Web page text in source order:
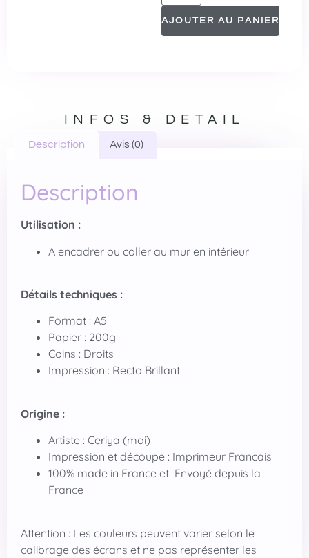
AJOUTER AU PANIER
INFOS & DETAIL
Description Avis (0)
Description
Utilisation :
A encadrer ou coller au mur en intérieur
Détails techniques :
Format : A5
Papier : 200g
Coins : Droits
Impression : Recto Brillant
Origine :
Artiste : Ceriya (moi)
Impression et découpe : Imprimeur Francais
100% made in France et Envoyé depuis la
France
Attention : Les couleurs peuvent varier selon le
calibrage des écrans et ne pas représenter les